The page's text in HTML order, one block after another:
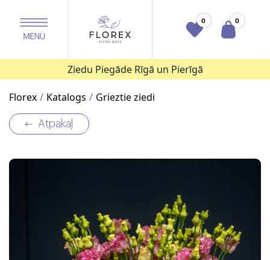
0 0
Ziedu Piegāde Rīgā un Pierīgā
Florex Katalogs Grieztie ziedi
Atpakaļ